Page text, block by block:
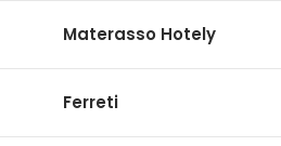
Materasso Hotely
Ferreti